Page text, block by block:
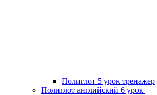
Полиглот 5 урок тренажер
Полиглот английский 6 урок